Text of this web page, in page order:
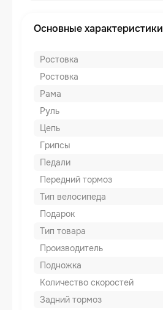
Основные характеристики
Ростовка
Ростовка
Рама
Руль
Цепь
Грипсы
Педали
Передний тормоз
Тип велосипеда
Подарок
Тип товара
Производитель
Подножка
Количество скоростей
Задний тормоз